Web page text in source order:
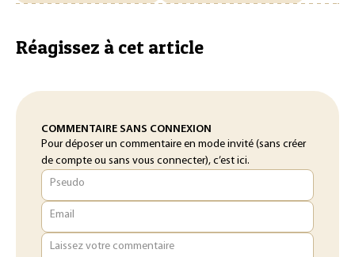
Réagissez à cet article
COMMENTAIRE SANS CONNEXION
Pour déposer un commentaire en mode invité (sans créer
de compte ou sans vous connecter), c’est ici.
Pseudo
Email
Laissez votre commentaire